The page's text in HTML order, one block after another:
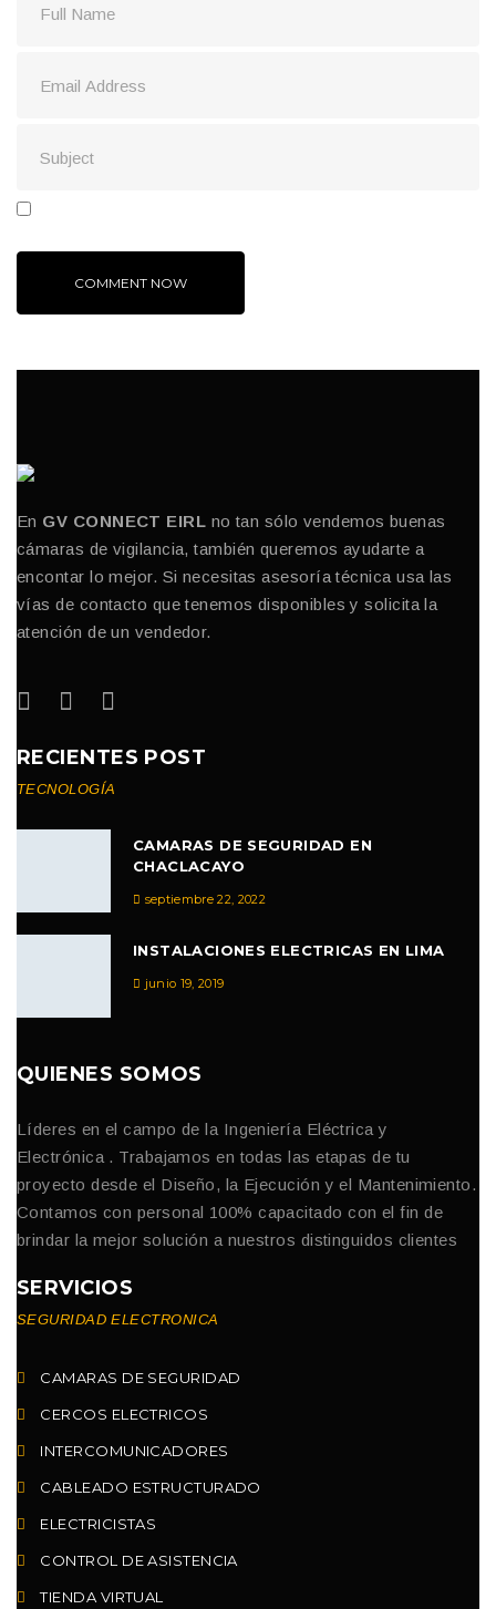
En GV CONNECT EIRL no tan sólo vendemos buenas
cámaras de vigilancia, también queremos ayudarte a
encontar lo mejor. Si necesitas asesoría técnica usa las
vías de contacto que tenemos disponibles y solicita la
atención de un vendedor.
RECIENTES POST
TECNOLOGÍA
CAMARAS DE SEGURIDAD EN
CHACLACAYO
septiembre 22, 2022
INSTALACIONES ELECTRICAS EN LIMA
junio 19, 2019
QUIENES SOMOS
Líderes en el campo de la Ingeniería Eléctrica y
Electrónica . Trabajamos en todas las etapas de tu
proyecto desde el Diseño, la Ejecución y el Mantenimiento.
Contamos con personal 100% capacitado con el fin de
brindar la mejor solución a nuestros distinguidos clientes
SERVICIOS
SEGURIDAD ELECTRONICA
CAMARAS DE SEGURIDAD
CERCOS ELECTRICOS
INTERCOMUNICADORES
CABLEADO ESTRUCTURADO
ELECTRICISTAS
CONTROL DE ASISTENCIA
TIENDA VIRTUAL